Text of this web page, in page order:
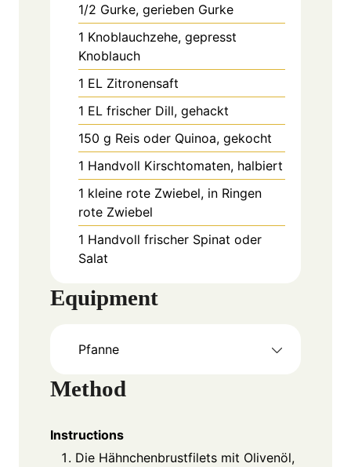
1/2 Gurke, gerieben Gurke
1 Knoblauchzehe, gepresst
Knoblauch
1 EL Zitronensaft
1 EL frischer Dill, gehackt
150 g Reis oder Quinoa, gekocht
1 Handvoll Kirschtomaten, halbiert
1 kleine rote Zwiebel, in Ringen
rote Zwiebel
1 Handvoll frischer Spinat oder
Salat
Equipment
Pfanne
Method
Instructions
Die Hähnchenbrustfilets mit Olivenöl,